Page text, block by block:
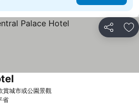
分享 加
賞城市或公園景觀查看價格
查看價格
省